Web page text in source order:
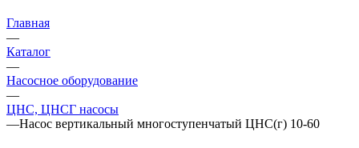
Главная
—
Каталог
—
Насосное оборудование
—
ЦНС, ЦНСГ насосы
—Насос вертикальный многоступенчатый ЦНС(г) 10-60